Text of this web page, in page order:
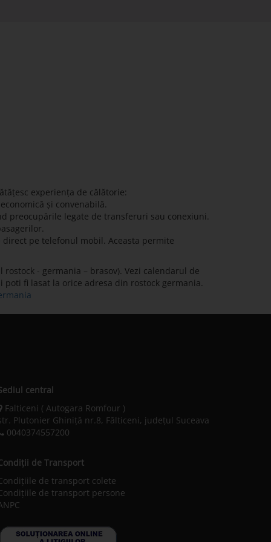
experiența de călătorie:
și convenabilă.
preocupările legate de transferuri sau conexiuni.
pe telefonul mobil. Aceasta permite
- germania – brasov). Vezi calendarul de
fi lasat la orice adresa din rostock germania.
central
Falticeni ( Autogara Romfour )
Plutonier Ghiniţă nr.8, Fălticeni, judeţul Suceava
0040374557200
de Transport
de transport colete
de transport persone